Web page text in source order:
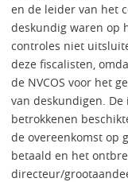
en de leider van het
deskundig waren op
controles niet
deze fiscalisten,
de NVCOS voor het
van deskundigen.
betrokkenen
de overeenkomst op
betaald en het
directeur/